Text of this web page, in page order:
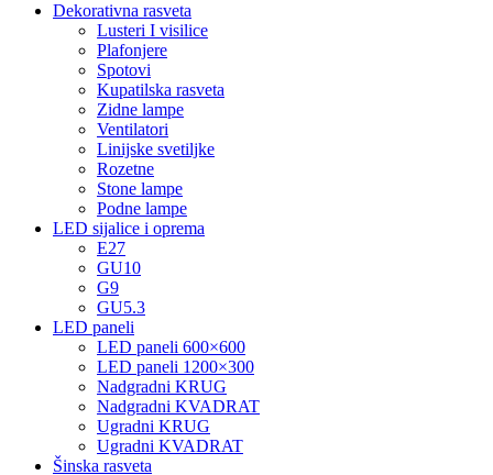
Dekorativna rasveta
Lusteri I visilice
Plafonjere
Spotovi
Kupatilska rasveta
Zidne lampe
Ventilatori
Linijske svetiljke
Rozetne
Stone lampe
Podne lampe
LED sijalice i oprema
E27
GU10
G9
GU5.3
LED paneli
LED paneli 600×600
LED paneli 1200×300
Nadgradni KRUG
Nadgradni KVADRAT
Ugradni KRUG
Ugradni KVADRAT
Šinska rasveta